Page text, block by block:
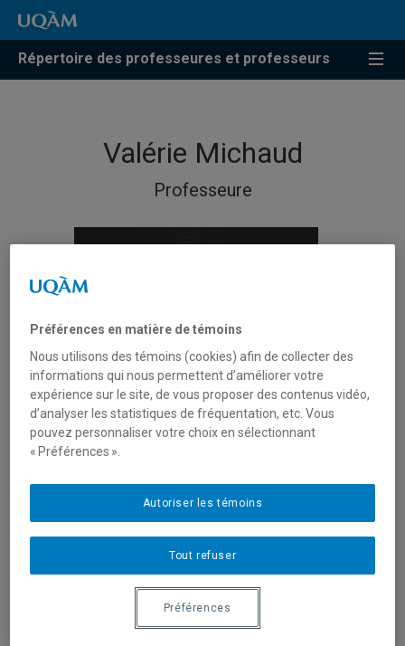
Répertoire des professeures et professeurs
Valérie Michaud
Professeure
Département d'organisation et ressources
Préférences en matière de témoins
Nous utilisons des témoins (cookies) afin de collecter des
informations qui nous permettent d’améliorer votre
expérience sur le site, de vous proposer des contenus vidéo,
d’analyser les statistiques de fréquentation, etc. Vous
pouvez personnaliser votre choix en sélectionnant
« Préférences ».
Tout refuser
Autoriser les témoins
Préférences